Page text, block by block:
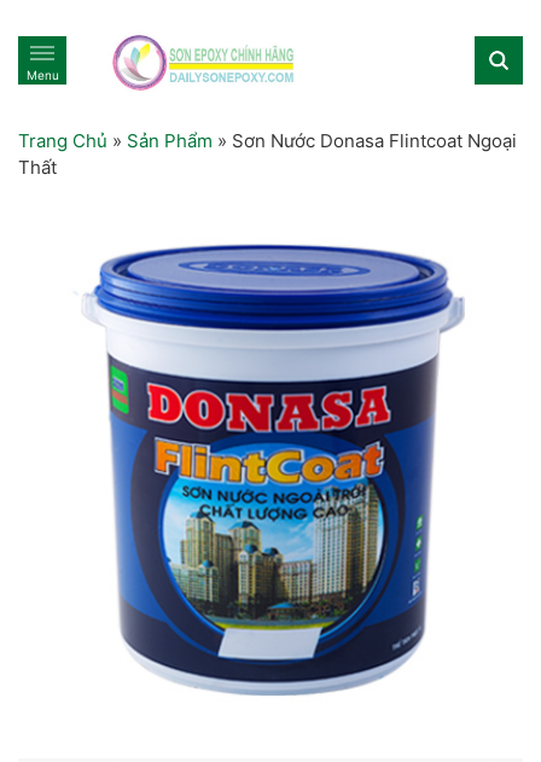
Menu
Trang Chủ » Sản Phẩm » Sơn Nước Donasa Flintcoat Ngoại
Thất